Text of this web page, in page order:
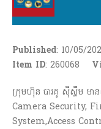
Published: 10/05/
Item ID: 260068
ក្រុមហ៊ុន បារគូ សុីស្ទឹម មា
Camera Security,
System,Access